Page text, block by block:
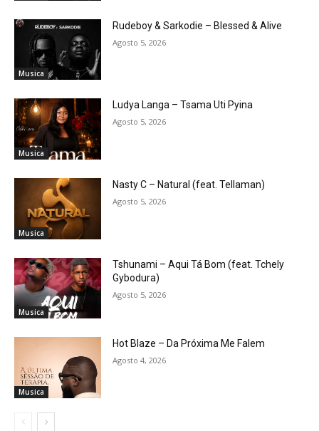
Musica
Rudeboy & Sarkodie – Blessed & Alive
Agosto 5, 2026
Musica
Ludya Langa – Tsama Uti Pyina
Agosto 5, 2026
Musica
Nasty C – Natural (feat. Tellaman)
Agosto 5, 2026
Musica
Tshunami – Aqui Tá Bom (feat. Tchely
Gybodura)
Agosto 5, 2026
Musica
Hot Blaze – Da Próxima Me Falem
Agosto 4, 2026